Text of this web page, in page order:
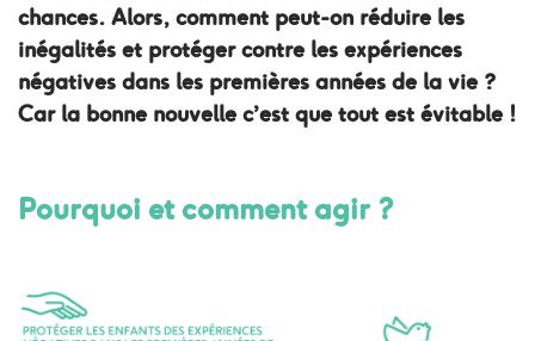
chances. Alors, comment peut-on réduire les
inégalités et protéger contre les expériences
négatives dans les premières années de la vie ?
Car la bonne nouvelle c’est que tout est évitable !
Pourquoi et comment agir ?